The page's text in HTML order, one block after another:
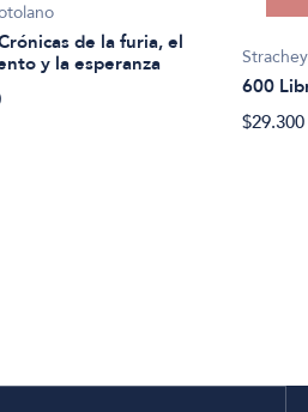
de la furia, el
y la esperanza
600
$29.300